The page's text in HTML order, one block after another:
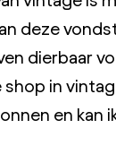
deze
dierbaar
shop in
en kan